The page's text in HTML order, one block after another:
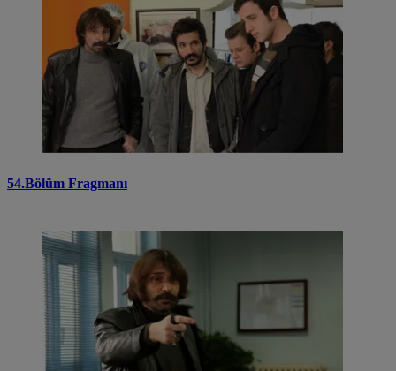
54.Bölüm Fragmanı